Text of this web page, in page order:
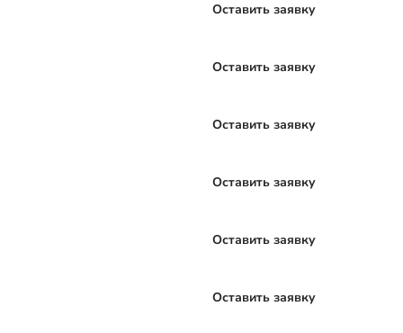
Оставить заявку
Оставить заявку
Оставить заявку
Оставить заявку
Оставить заявку
Оставить заявку